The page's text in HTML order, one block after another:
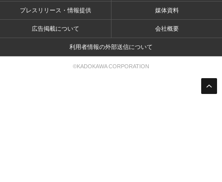
プレスリリース・情報提供 媒体資料
広告掲載について 会社概要
利用者情報の外部送信について
©KADOKAWA CORPORATION